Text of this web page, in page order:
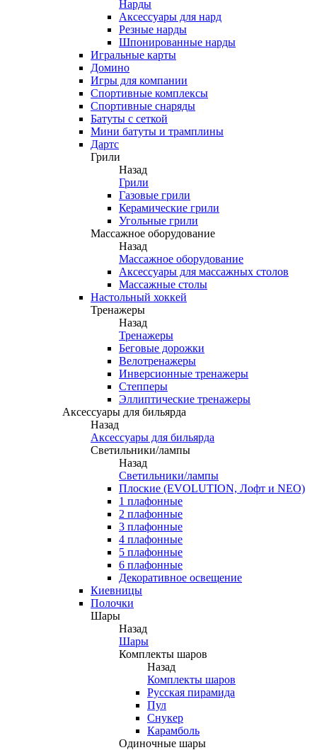
Нарды
Аксессуары для нард
Резные нарды
Шпонированные нарды
Игральные карты
Домино
Игры для компании
Спортивные комплексы
Спортивные снаряды
Батуты с сеткой
Мини батуты и трамплины
Дартс
Грили
Назад
Грили
Газовые грили
Керамические грили
Угольные грили
Массажное оборудование
Назад
Массажное оборудование
Аксессуары для массажных столов
Массажные столы
Настольный хоккей
Тренажеры
Назад
Тренажеры
Беговые дорожки
Велотренажеры
Инверсионные тренажеры
Степперы
Эллиптические тренажеры
Аксессуары для бильярда
Назад
Аксессуары для бильярда
Светильники/лампы
Назад
Светильники/лампы
Плоские (EVOLUTION, Лофт и NEO)
1 плафонные
2 плафонные
3 плафонные
4 плафонные
5 плафонные
6 плафонные
Декоративное освещение
Киевницы
Полочки
Шары
Назад
Шары
Комплекты шаров
Назад
Комплекты шаров
Русская пирамида
Пул
Снукер
Карамболь
Одиночные шары